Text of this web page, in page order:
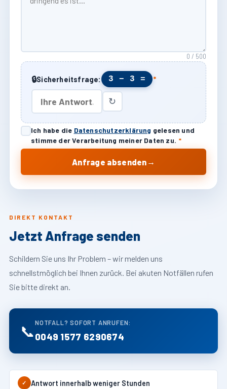
DIREKT KONTAKT
Jetzt Anfrage senden
Schildern Sie uns Ihr Problem – wir melden uns
schnellstmöglich bei Ihnen zurück. Bei akuten Notfällen rufen
Sie bitte direkt an.
📞 NOTFALL? SOFORT ANRUFEN:
0049 1577 6290674
✓ Antwort innerhalb weniger Stunden
0 / 500
🔒Sicherheitsfrage: 3 − 3 = *
↻
Ich habe die Datenschutzerklärung gelesen und
stimme der Verarbeitung meiner Daten zu. *
Anfrage absenden →